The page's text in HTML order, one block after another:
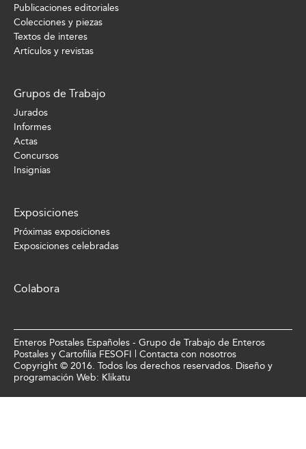
Publicaciones editoriales
Colecciones y piezas
Textos de interes
Artículos y revistas
Grupos de Trabajo
Jurados
Informes
Actas
Concursos
Insignias
Exposiciones
Próximas exposiciones
Exposiciones celebradas
Colabora
Enteros Postales Españoles - Grupo de Trabajo de Enteros
Postales y Cartofilia FESOFI | Contacta con nosotros
Copyright © 2016. Todos los derechos reservados. Diseño y
programación Web: Klikatu